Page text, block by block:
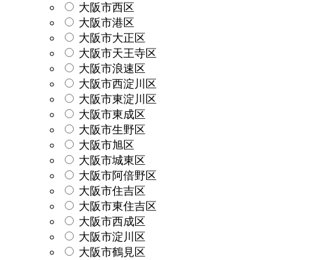
大阪市西区
大阪市港区
大阪市大正区
大阪市天王寺区
大阪市浪速区
大阪市西淀川区
大阪市東淀川区
大阪市東成区
大阪市生野区
大阪市旭区
大阪市城東区
大阪市阿倍野区
大阪市住吉区
大阪市東住吉区
大阪市西成区
大阪市淀川区
大阪市鶴見区